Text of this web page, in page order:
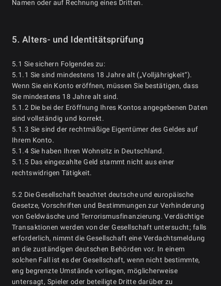
Namen oder auf Rechnung eines Dritten.
5. Alters- und Identitätsprüfung
5.1 Sie sichern Folgendes zu:
5.1.1 Sie sind mindestens 18 Jahre alt („Volljährigkeit“).
Wenn Sie ein Konto eröffnen, müssen Sie bestätigen, dass
Sie mindestens 18 Jahre alt sind.
5.1.2 Die bei der Eröffnung Ihres Kontos angegebenen Daten
sind vollständig und korrekt.
5.1.3 Sie sind der rechtmäßige Eigentümer des Geldes auf
Ihrem Konto.
5.1.4 Sie haben Ihren Wohnsitz in Deutschland.
5.1.5 Das eingezahlte Geld stammt nicht aus einer
rechtswidrigen Tätigkeit.
5.2 Die Gesellschaft beachtet deutsche und europäische
Gesetze, Vorschriften und Bestimmungen zur Verhinderung
von Geldwäsche und Terrorismusfinanzierung. Verdächtige
Transaktionen werden von der Gesellschaft untersucht; falls
erforderlich, nimmt die Gesellschaft eine Verdachtsmeldung
an die zuständigen deutschen Behörden vor. In einem
solchen Fall ist es der Gesellschaft, wenn nicht bestimmte,
eng begrenzte Umstände vorliegen, möglicherweise
untersagt, Spieler oder beteiligte Dritte darüber zu